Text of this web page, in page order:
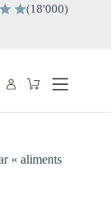
(18'000)
Panier
« aliments